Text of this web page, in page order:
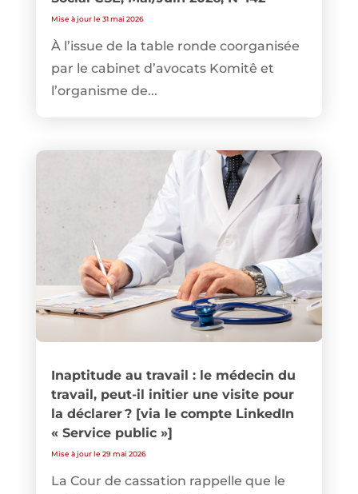
Mise à jour le 31 mai 2026
À l’issue de la table ronde coorganisée
par le cabinet d’avocats Komitê et
l’organisme de...
Inaptitude au travail : le médecin du
travail, peut-il initier une visite pour
la déclarer ? [via le compte LinkedIn
« Service public »]
Mise à jour le 29 mai 2026
La Cour de cassation rappelle que le